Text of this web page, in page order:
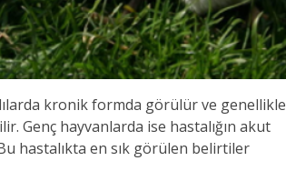
kronik formda görülür ve genellikle
Genç hayvanlarda ise hastalığın akut
hastalıkta en sık görülen belirtiler